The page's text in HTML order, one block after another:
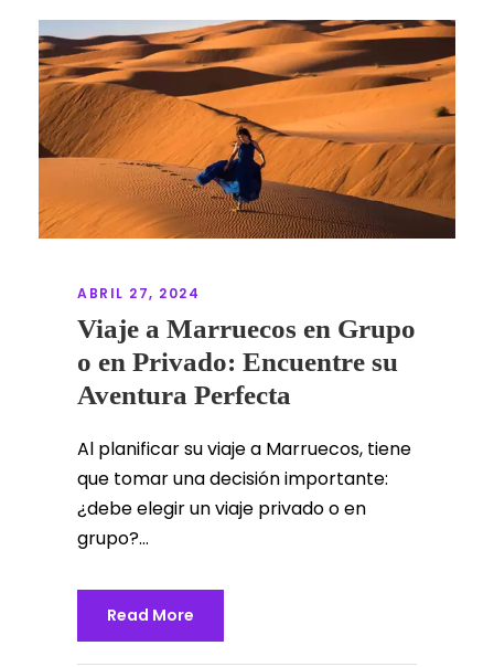
ABRIL 27, 2024
Viaje a Marruecos en Grupo
o en Privado: Encuentre su
Aventura Perfecta
Al planificar su viaje a Marruecos, tiene
que tomar una decisión importante:
¿debe elegir un viaje privado o en
grupo?...
Read More